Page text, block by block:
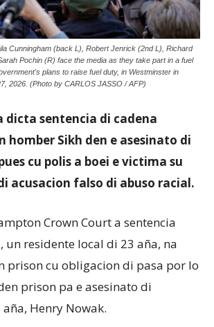
Cunningham (back L), Robert Jenrick (2nd L), Richard
Pochin (R) face the media as they take part in a fuel
plans to raise fuel duty, in Westminster in
2026. (Photo by CARLOS JASSO / AFP)
dicta sentencia di cadena
homber Sikh den e asesinato di
cu polis a boei e victima su
acusacion falso di abuso racial.
Crown Court a sentencia
un residente local di 23 aña, na
prison cu obligacion di pasa por lo
prison pa e asesinato di
Henry Nowak.